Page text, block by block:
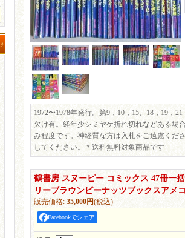
1972〜1978年発行。第9，10，15、18，19，
欠け有。経年少シミヤケ折れ切れなどある場
み程度です。神経質な方は入札をご遠慮くだ
してください。＊送料無料対象商品です
鶴書房 スヌーピー コミックス 47冊一
リーブラウンピーナッツブックスアメ
販売価格: 35,000円(税込)
Facebookでシェア